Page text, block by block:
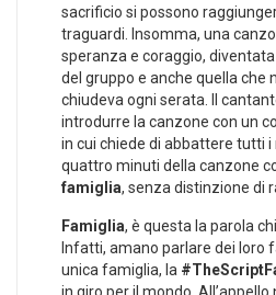
sacrificio si possono
traguardi. Insomma, una
speranza e coraggio,
del gruppo e anche quella che
chiudeva ogni serata. Il
introdurre la canzone con un
in cui chiede di abbattere tutti i
quattro minuti della canzone
famiglia, senza distinzione di
Famiglia, è questa la parola
Infatti, amano parlare dei loro
unica famiglia, la
in giro per il mondo.